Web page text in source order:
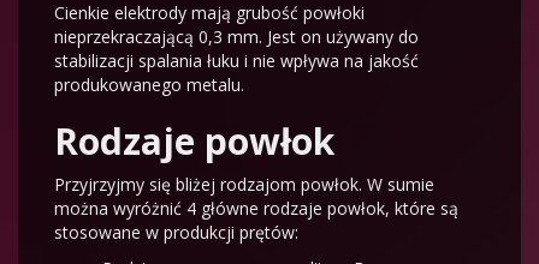
Cienkie elektrody mają grubość powłoki
nieprzekraczającą 0,3 mm. Jest on używany do
stabilizacji spalania łuku i nie wpływa na jakość
produkowanego metalu.
Rodzaje powłok
Przyjrzyjmy się bliżej rodzajom powłok. W sumie
można wyróżnić 4 główne rodzaje powłok, które są
stosowane w produkcji prętów: